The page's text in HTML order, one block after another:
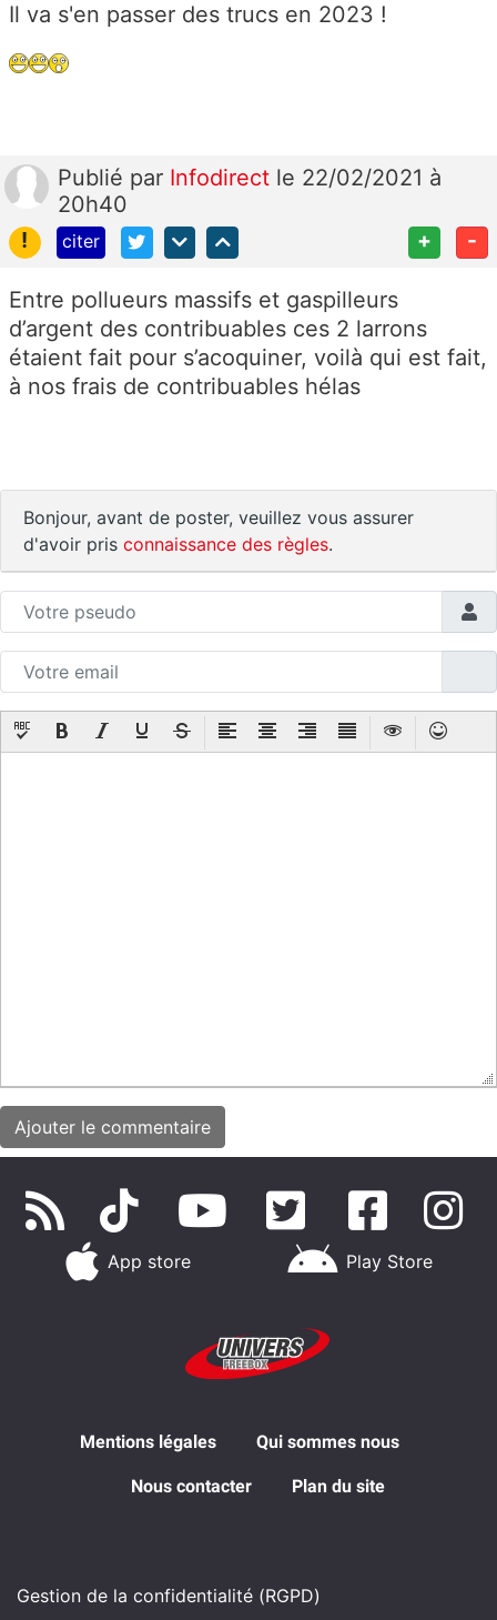
Il va s'en passer des trucs en 2023 !
Publié par Infodirect le 22/02/2021 à
20h40
!
citer + -
Entre pollueurs massifs et gaspilleurs
d’argent des contribuables ces 2 larrons
étaient fait pour s’acoquiner, voilà qui est fait,
à nos frais de contribuables hélas
Bonjour, avant de poster, veuillez vous assurer
d'avoir pris connaissance des règles.
App store Play Store
Mentions légales Qui sommes nous
Nous contacter Plan du site
Gestion de la confidentialité (RGPD)